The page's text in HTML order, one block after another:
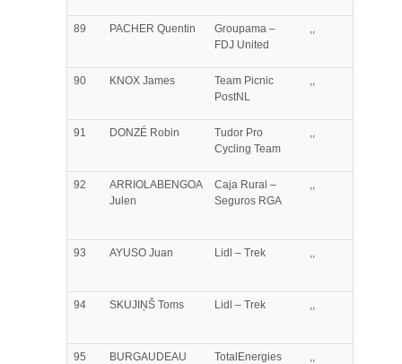
89 PACHER Quentin
Groupama –
FDJ United
,,
90 KNOX James
Team Picnic
PostNL
,,
91 DONZÉ Robin
Tudor Pro
Cycling Team
,,
92
ARRIOLABENGOA
Julen
Caja Rural –
Seguros RGA
,,
93 AYUSO Juan Lidl – Trek ,,
94 SKUJIŅŠ Toms Lidl – Trek ,,
95
BURGAUDEAU
TotalEnergies ,,